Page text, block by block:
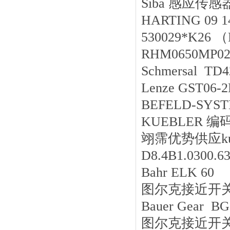
Siba 感应传
HARTING 09
530029*K26
Schmersal
Lenze
BEFELD-
KUEBLER 编
翊霈优势供应
Bahr ELK 60
图尔克接近开
Bauer Gear
图尔克接近开